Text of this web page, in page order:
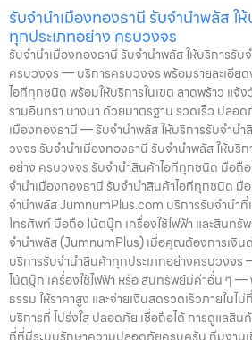
รับจำนำเมืองทองธานี รับจำนำพลัส ใ
ทุกประเภทอย่าง ครบวงจร
รับจำนำเมืองทองธานี รับจำนำพลัส ให้บริการรับ
ครบวงจร — บริการครบวงจร พร้อมรายละเอีย
ไอทีทุกชนิด พร้อมให้บริการในเขต ลาดพร้าว แจ้
รามอินทรา บางนา ด้วยมาตรฐาน รวดเร็ว ปลอด
เมืองทองธานี — รับจำนำพลัส ให้บริการรับจำน
วงจร รับจำนำเมืองทองธานี รับจำนำพลัส ให้บริ
อย่าง ครบวงจร รับจำนำสินค้าไอทีทุกชนิด มือถือ
จำนำเมืองทองธานี รับจำนำสินค้าไอทีทุกชนิด มื
จำนำพลัส JumnumPlus.com บริการรับจำนำที่
โทรศัพท์ มือถือ โน้ตบุ๊ก เครื่องใช้ไฟฟ้า และสินทรั
จำนำพลัส (JumnumPlus) เมื่อคุณต้องการเงิน
บริการรับจำนำสินค้าทุกประเภทอย่างครบวงจร
โน้ตบุ๊ก เครื่องใช้ไฟฟ้า หรือ สินทรัพย์มีค่าอื่น ๆ —
ธรรม ให้ราคาสูง และจ่ายเงินสดรวดเร็วภายในไ
บริการที่ โปร่งใส ปลอดภัย เชื่อถือได้ การดูแลสิ